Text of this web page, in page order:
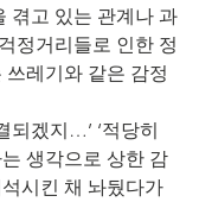
겪고 있는 관계나 과
정거리들로 인한 정
레기와 같은 감정
되겠지…’ ‘적당히
생각으로 상한 감
시킨 채 놔뒀다가